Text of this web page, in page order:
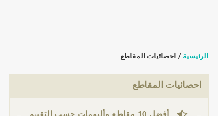
الرئيسية / احصائيات المقاطع
احصائيات المقاطع
أفضل 10 مقاطع وألبومات حسب التقييم